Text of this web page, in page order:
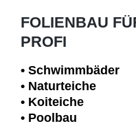
FOLIENBAU
PROFI
• Schwimm­bäder
• Naturteiche
• Koiteiche
• Poolbau